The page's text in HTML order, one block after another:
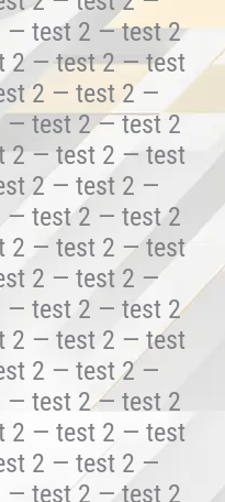
— test 2 — test 2
2 — test 2 — test
2 — test 2 —
— test 2 — test 2
2 — test 2 — test
2 — test 2 —
test 2 — test 2
2 — test 2 — test
2 — test 2 —
— test 2 — test 2
2 — test 2 — test
2 — test 2 —
test 2 — test 2
2 — test 2 — test
2 — test 2 —
test 2 — test 2